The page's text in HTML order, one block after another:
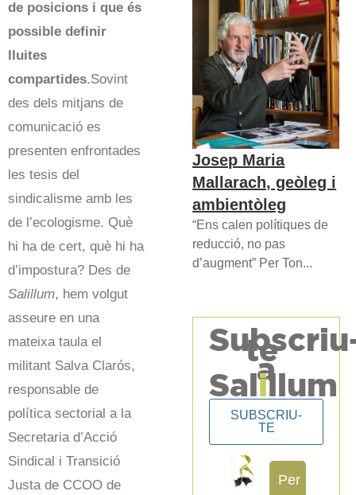
de posicions i que és
possible definir
lluites
compartides.Sovint
des dels mitjans de
comunicació es
presenten enfrontades
les tesis del
sindicalisme amb les
de l’ecologisme. Què
hi ha de cert, què hi ha
d’impostura? Des de
Salillum, hem volgut
asseure en una
mateixa taula el
militant Salva Clarós,
responsable de
política sectorial a la
Secretaria d’Acció
Sindical i Transició
Justa de CCOO de
Josep Maria
Mallarach, geòleg i
ambientòleg
“Ens calen polítiques de
reducció, no pas
d’augment” Per Ton...
te
a
Salillum
SUBSCRIU-
TE
Per